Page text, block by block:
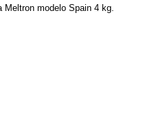
Meltron modelo Spain 4 kg.